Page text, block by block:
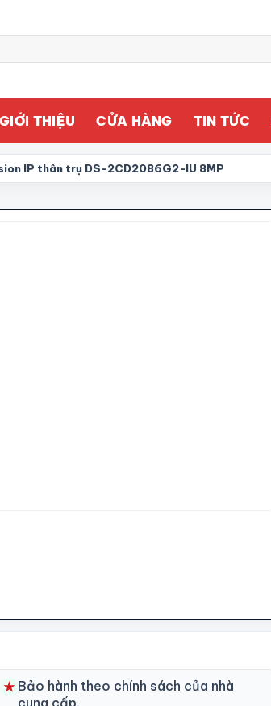
GIỚI THIỆU CỬA HÀNG TIN TỨC
IP thân trụ DS-2CD2086G2-IU 8MP
★ Bảo hành theo chính sách của nhà
cung cấp.